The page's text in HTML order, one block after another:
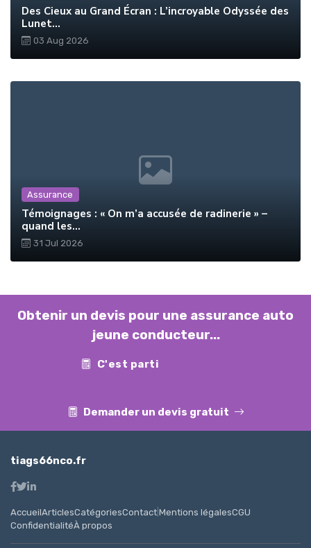
Des Cieux au Grand Écran : L’incroyable Odyssée des
Lunet...
03 Aug 2026
Assurance
Témoignages : « On m’a accusée de radinerie » –
quand les...
31 Jul 2026
Obtenir un devis pour une assurance auto
jeune conducteur...
C'est parti
Demander un devis gratuit
tiags66nco.fr
AccueilArticlesCatégoriesContact Mentions légalesCGU
ConfidentialitéÀ propos